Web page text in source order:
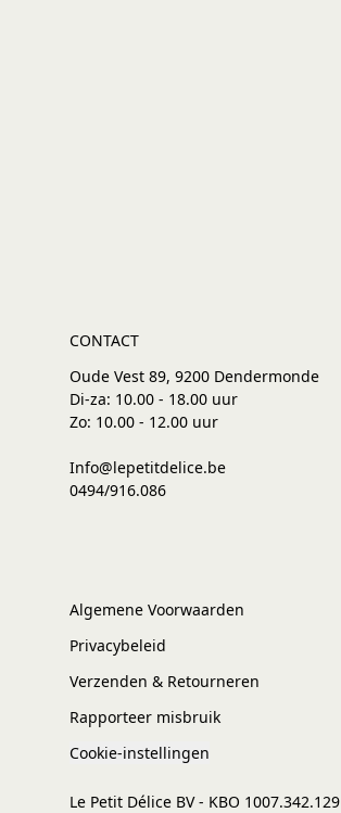
CONTACT
Oude Vest 89, 9200 Dendermonde
Di-za: 10.00 - 18.00 uur
Zo: 10.00 - 12.00 uur
Info@lepetitdelice.be
0494/916.086
Algemene Voorwaarden
Privacybeleid
Verzenden & Retourneren
Rapporteer misbruik
Cookie-instellingen
Le Petit Délice BV - KBO 1007.342.129